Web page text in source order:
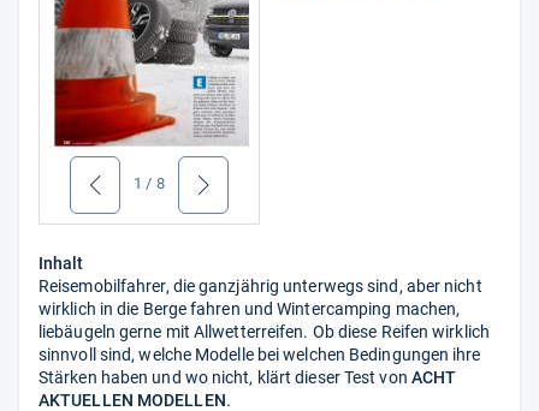
zurück 1 / 8 weiter
Inhalt
Reisemobilfahrer, die ganzjährig unterwegs sind, aber nicht
wirklich in die Berge fahren und Wintercamping machen,
liebäugeln gerne mit Allwetterreifen. Ob diese Reifen wirklich
sinnvoll sind, welche Modelle bei welchen Bedingungen ihre
Stärken haben und wo nicht, klärt dieser Test von ACHT
AKTUELLEN MODELLEN.